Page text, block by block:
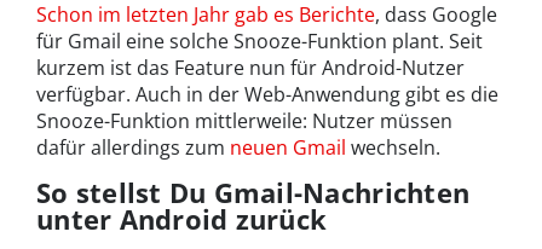
Schon im letzten Jahr gab es Berichte, dass Google
für Gmail eine solche Snooze-Funktion plant. Seit
kurzem ist das Feature nun für Android-Nutzer
verfügbar. Auch in der Web-Anwendung gibt es die
Snooze-Funktion mittlerweile: Nutzer müssen
dafür allerdings zum neuen Gmail wechseln.
So stellst Du Gmail-Nachrichten
unter Android zurück